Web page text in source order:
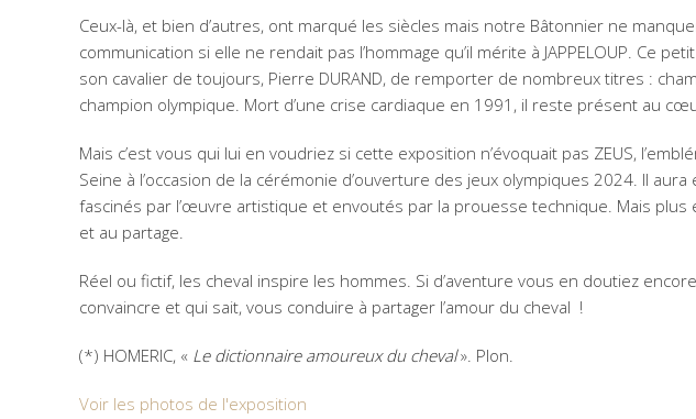
Ceux-là, et bien d’autres, ont marqué les siècles mais notre Bâtonnier ne
communication si elle ne rendait pas l’hommage qu’il mérite à JAPPELOUP. Ce
son cavalier de toujours, Pierre DURAND, de remporter de nombreux titres :
champion olympique. Mort d’une crise cardiaque en 1991, il reste présent au
Mais c’est vous qui lui en voudriez si cette exposition n’évoquait pas ZEUS,
Seine à l’occasion de la cérémonie d’ouverture des jeux olympiques 2024. Il
fascinés par l’œuvre artistique et envoutés par la prouesse technique. Mais
et au partage.
Réel ou fictif, les cheval inspire les hommes. Si d’aventure vous en doutiez
convaincre et qui sait, vous conduire à partager l’amour du cheval !
(*) HOMERIC, « Le dictionnaire amoureux du cheval». Plon.
Voir les photos de l'exposition